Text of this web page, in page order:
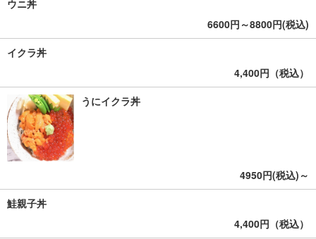
ウニ丼
6600円～8800円(税込)
イクラ丼
4,400円（税込）
うにイクラ丼
4950円(税込)～
鮭親子丼
4,400円（税込）